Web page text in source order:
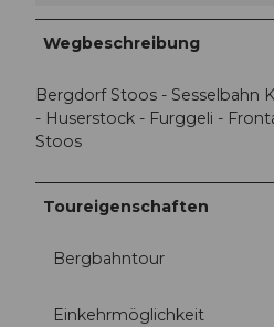
Wegbeschreibung
Bergdorf Stoos - Sesselbahn
- Huserstock - Furggeli -
Stoos
Toureigenschaften
Bergbahntour
Einkehrmöglichkeit